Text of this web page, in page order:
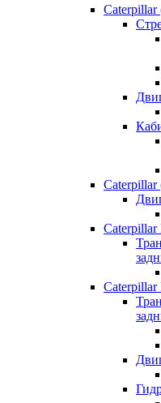
Caterpillar
Caterpillar